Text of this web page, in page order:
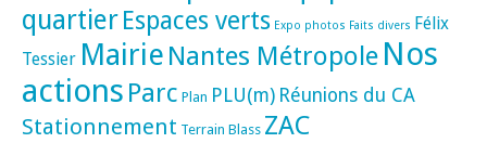
quartierEspaces verts Expo photos Faits divers Félix
Tessier Mairie Nantes Métropole Nos
actions Parc Plan PLU(m) Réunions du CA
Stationnement Terrain Blass ZAC